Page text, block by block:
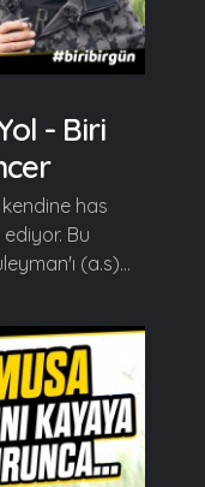
- Biri
kendine has
Bu
(a.s)...